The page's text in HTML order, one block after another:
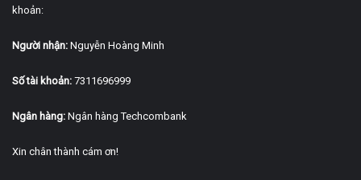
khoản:
Người nhận: Nguyễn Hoàng Minh
Số tài khoản: 7311696999
Ngân hàng: Ngân hàng Techcombank
Xin chân thành cám ơn!